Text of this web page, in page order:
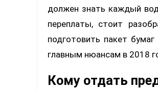
должен знать каждый
переплаты, стоит
подготовить пакет
главным нюансам в 2018
Кому отдать